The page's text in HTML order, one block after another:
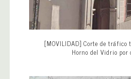
[MOVILIDAD] Corte de
Horno del Vidrio por